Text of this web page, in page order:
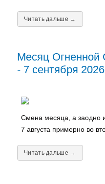
Читать дальше →
Месяц Огненной
- 7 сентября 2026
Смена месяца, а заодно
7 августа примерно во
Читать дальше →